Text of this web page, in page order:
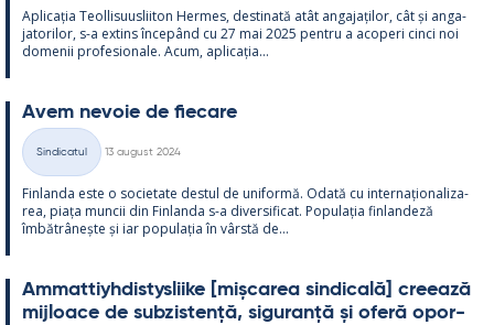
Aplicația Teol­li­suus­lii­ton Her­mes, des­ti­nată atât an­ga­jați­lor, cât și an­ga­
ja­to­ri­lor, s-a ex­tins începând cu 27 mai 2025 pentru a aco­peri cinci noi
do­me­nii pro­fe­sio­nale. Acum, aplicația...
Avem ne­voie de fiecare
Categorii
Sindicatul
13 august 2024
Fin­landa este o socie­tate des­tul de uni­formă. Odată cu in­ter­națio­na­liza­
rea, piața muncii din Fin­landa s-a di­ver­si­ficat. Po­pu­lația fin­lan­deză
îmbătrâ­nește și iar po­pu­lația în vârstă de...
Am­mat­tiyh­dis­tys­liike [mișca­rea sin­dicală] cree­ază
mij­loace de subzis­tență, si­gu­ranță și oferă opor­